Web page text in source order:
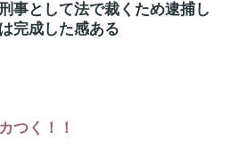
事として法で裁くため逮捕し
完成した感ある
つく！！